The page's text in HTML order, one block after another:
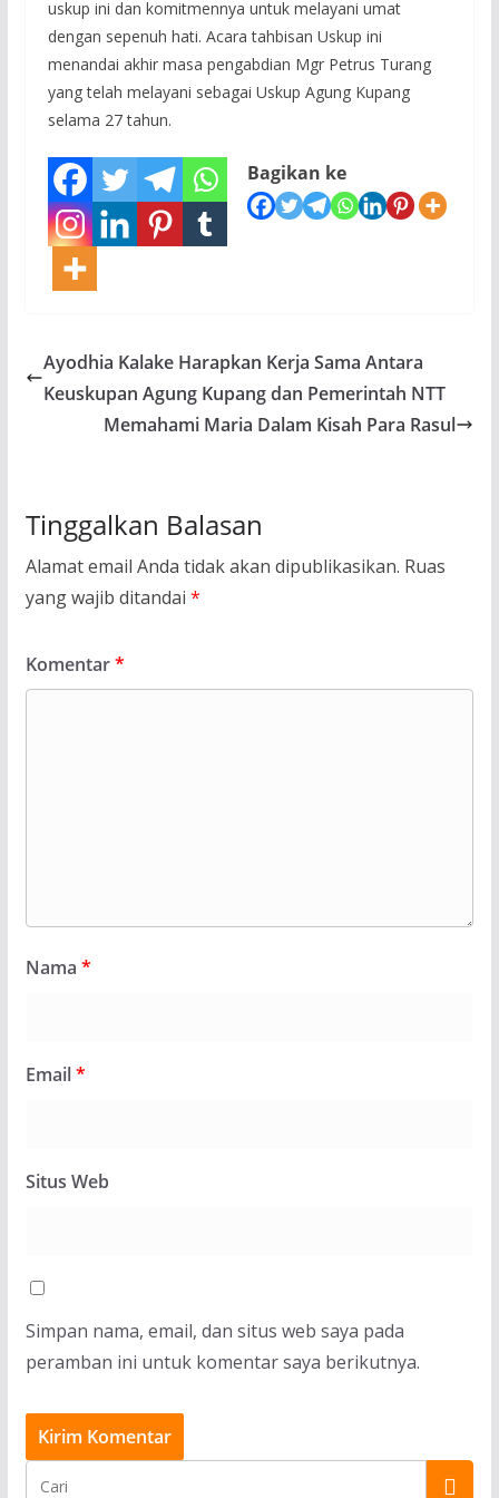
uskup ini dan komitmennya untuk melayani umat
dengan sepenuh hati. Acara tahbisan Uskup ini
menandai akhir masa pengabdian Mgr Petrus Turang
yang telah melayani sebagai Uskup Agung Kupang
selama 27 tahun.
Bagikan ke
Ayodhia Kalake Harapkan Kerja Sama Antara
Keuskupan Agung Kupang dan Pemerintah NTT
Memahami Maria Dalam Kisah Para Rasul
Tinggalkan Balasan
Alamat email Anda tidak akan dipublikasikan. Ruas
yang wajib ditandai *
Komentar*
Nama *
Email*
Situs Web
Simpan nama, email, dan situs web saya pada
peramban ini untuk komentar saya berikutnya.